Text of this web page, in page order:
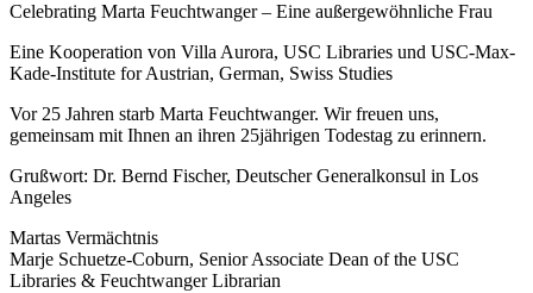
Celebrating Marta Feuchtwanger – Eine außergewöhnliche Frau
Eine Kooperation von Villa Aurora, USC Libraries und USC-Max-
Kade-Institute for Austrian, German, Swiss Studies
Vor 25 Jahren starb Marta Feuchtwanger. Wir freuen uns,
gemeinsam mit Ihnen an ihren 25jährigen Todestag zu erinnern.
Grußwort: Dr. Bernd Fischer, Deutscher Generalkonsul in Los
Angeles
Martas Vermächtnis
Marje Schuetze-Coburn, Senior Associate Dean of the USC
Libraries & Feuchtwanger Librarian